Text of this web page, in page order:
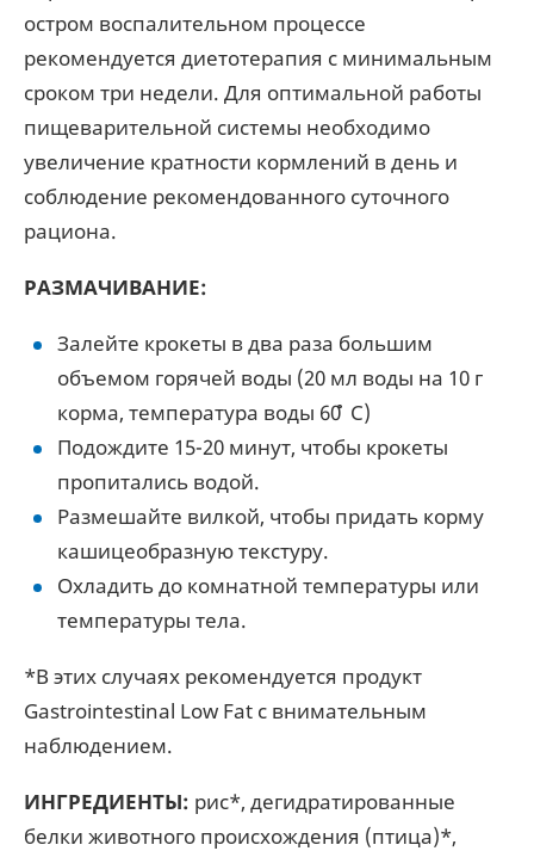
остром воспалительном процессе
рекомендуется диетотерапия с минимальным
сроком три недели. Для оптимальной работы
пищеварительной системы необходимо
увеличение кратности кормлений в день и
соблюдение рекомендованного суточного
рациона.
РАЗМАЧИВАНИЕ:
Залейте крокеты в два раза большим
объемом горячей воды (20 мл воды на 10 г
корма, температура воды 60 ̊ С)
Подождите 15-20 минут, чтобы крокеты
пропитались водой.
Размешайте вилкой, чтобы придать корму
кашицеобразную текстуру.
Охладить до комнатной температуры или
температуры тела.
*В этих случаях рекомендуется продукт
Gastrointestinal Low Fat с внимательным
наблюдением.
ИНГРЕДИЕНТЫ: рис*, дегидратированные
белки животного происхождения (птица)*,